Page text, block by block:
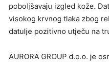
poboljšavaju izgled kože.
visokog krvnog tlaka zbog
datulje pozitivno utječu na
AURORA GROUP d.o.o. je